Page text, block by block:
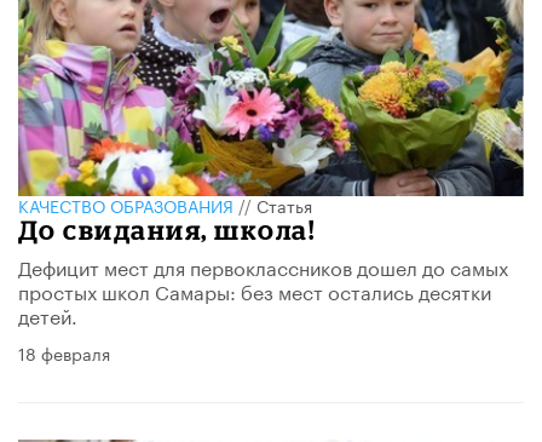
КАЧЕСТВО ОБРАЗОВАНИЯ//Статья
До свидания, школа!
Дефицит мест для первоклассников дошел до самых
простых школ Самары: без мест остались десятки
детей.
18 февраля